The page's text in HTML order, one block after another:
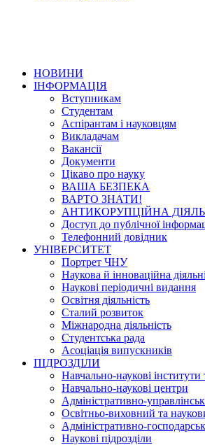
НОВИНИ
ІНФОРМАЦІЯ
Вступникам
Студентам
Аспірантам і науковцям
Викладачам
Вакансії
Документи
Цікаво про науку
ВАША БЕЗПЕКА
ВАРТО ЗНАТИ!
АНТИКОРУПЦІЙНА
Доступ до публічної
Телефонний довідник
УНІВЕРСИТЕТ
Портрет ЧНУ
Наукова й інноваційна
Наукові періодичні видання
Освітня діяльність
Сталий розвиток
Міжнародна діяльність
Студентська рада
Асоціація випускників
ПІДРОЗДІЛИ
Навчально-наукові інститути
Навчально-наукові центри
Адміністративно-
Освітньо-виховний та
Адміністративно-
Наукові підрозділи